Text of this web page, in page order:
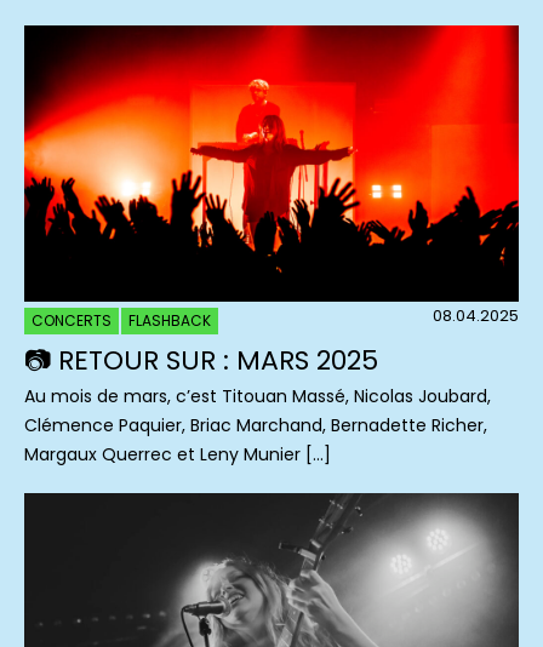
CONCERTS FLASHBACK 08.04.2025
📷 RETOUR SUR : MARS 2025
Au mois de mars, c’est Titouan Massé, Nicolas Joubard,
Clémence Paquier, Briac Marchand, Bernadette Richer,
Margaux Querrec et Leny Munier […]